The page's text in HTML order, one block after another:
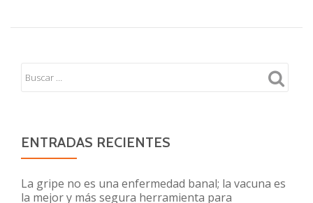
Alimentación
ENTRADAS RECIENTES
La gripe no es una enfermedad banal; la vacuna es
la mejor y más segura herramienta para